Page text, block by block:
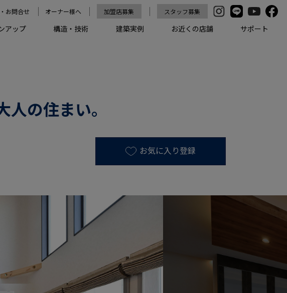
お問合せ オーナー様へ 加盟店募集 スタッフ募集
アップ 構造・技術 建築実例 お近くの店舗 サポート
人の住まい。
お気に入り登録